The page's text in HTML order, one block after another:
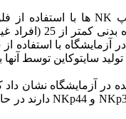
NKها با استفاده از
سایتوکاین توسط آنها
در آزمایشگاه نشان
و NKp44دارند در